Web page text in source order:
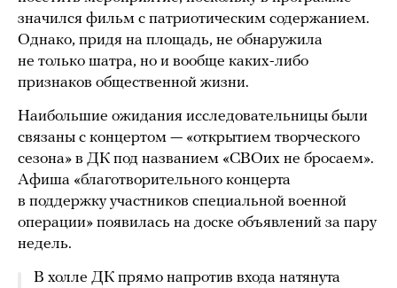
значился фильм с патриотическим содержанием.
Однако, придя на площадь, не обнаружила
не только шатра, но и вообще каких-либо
признаков общественной жизни.
Наибольшие ожидания исследовательницы были
связаны с концертом — «открытием творческого
сезона» в ДК под названием «СВОих не бросаем».
Афиша «благотворительного концерта
в поддержку участников специальной военной
операции» появилась на доске объявлений за пару
недель.
В холле ДК прямо напротив входа натянута